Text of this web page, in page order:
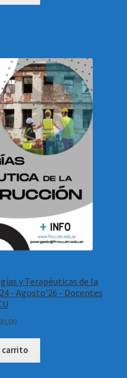
y Terapéuticas de la
- Agosto'26 - Docentes
carrito